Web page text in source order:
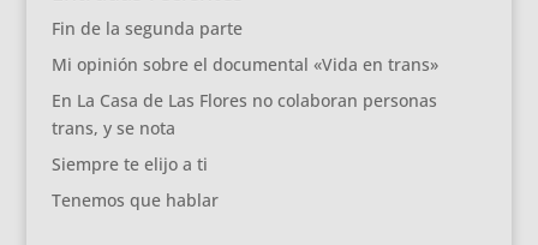
Fin de la segunda parte
Mi opinión sobre el documental «Vida en trans»
En La Casa de Las Flores no colaboran personas
trans, y se nota
Siempre te elijo a ti
Tenemos que hablar